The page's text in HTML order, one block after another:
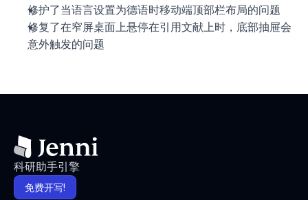
修护了当语言设置为德语时移动端顶部栏布局的问题
修复了在窄屏桌面上悬停在引用文献上时，底部抽屉会
意外触发的问题
科研助手引擎
免费开写!